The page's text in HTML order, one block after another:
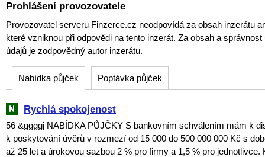
Prohlášení provozovatele
Provozovatel serveru Finzerce.cz neodpovídá za obsah inzerátu
které vzniknou při odpovědi na tento inzerát. Za obsah a
údajů je zodpovědný autor inzerátu.
Nabídka půjček Poptávka půjček
Rychlá spokojenost
56 &ggggj NABÍDKA PŮJČKY S bankovním schválením mám k
k poskytování úvěrů v rozmezí od 15 000 do 500 000 000 Kč s
až 25 let a úrokovou sazbou 2 % pro firmy a 1,5 % pro jednotlivce.